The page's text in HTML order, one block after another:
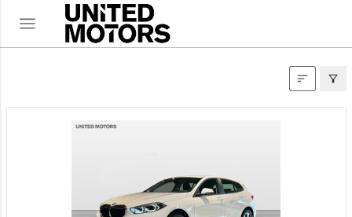
KASUTATUD AUTOD